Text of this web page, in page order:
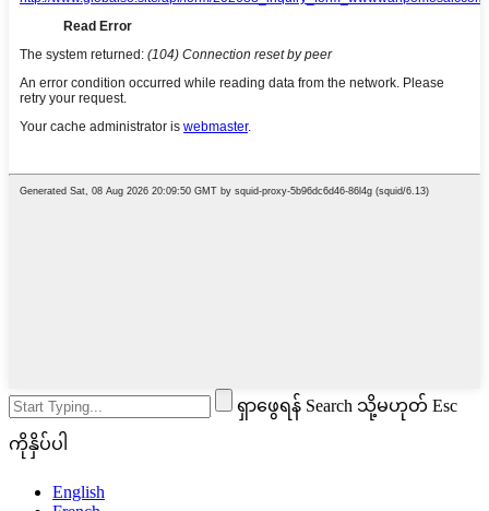
ရှာဖွေရန် Search သို့မဟုတ် Esc
ကိုနှိပ်ပါ
English